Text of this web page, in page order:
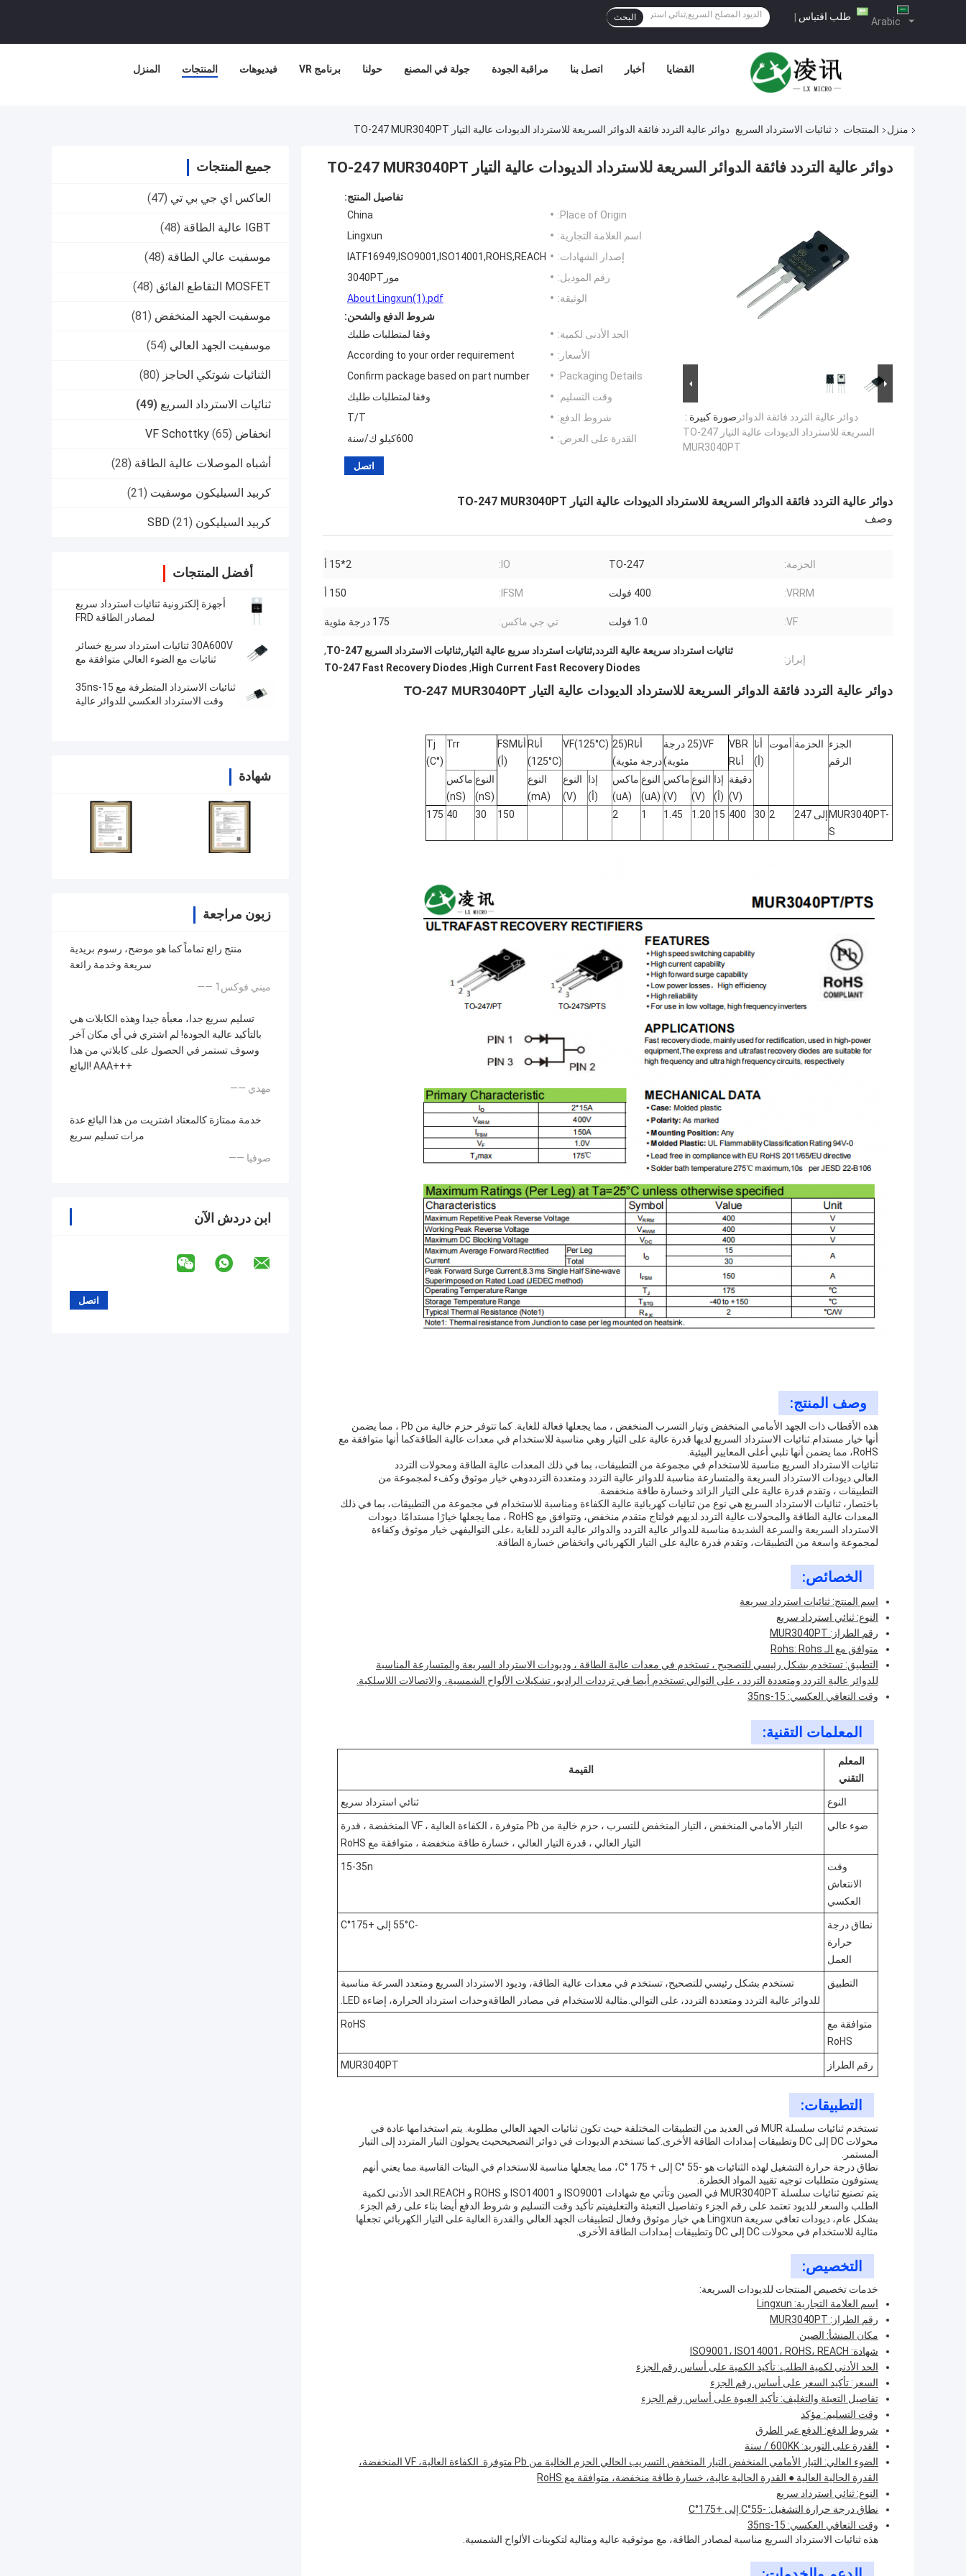
Arabic طلب اقتباس | البحث
المنزل المنتجات فيديوهات برنامج VR حولنا جولة في المصنع مراقبة الجودة اتصل بنا أخبار القضايا
منزل المنتجات ثنائيات الاسترداد السريع دوائر عالية التردد فائقة الدوائر السريعة للاسترداد الديودات عالية التيار TO-247 MUR3040PT
جميع المنتجات
العاكس اي جي بي تي (47)
IGBT عالية الطاقة (48)
موسفيت عالي الطاقة (48)
MOSFET التقاطع الفائق (48)
موسفيت الجهد المنخفض (81)
موسفيت الجهد العالي (54)
الثنائيات شوتكي الحاجز (80)
ثنائيات الاسترداد السريع (49)
انخفاض VF Schottky (65)
أشباه الموصلات عالية الطاقة (28)
كربيد السيليكون موسفيت (21)
كربيد السيليكون SBD (21)
أفضل المنتجات
أجهزة إلكترونية ثنائيات استرداد سريع
لمصادر الطاقة FRD
30A600V ثنائيات استرداد سريع خسائر
ثنائيات مع الضوء العالي متوافقة مع
ثنائيات الاسترداد المتطرفة مع 15-35ns
وقت الاسترداد العكسي للدوائر عالية
شهادة
زبون مراجعة
منتج رائع تماماً كما هو موضح، رسوم بريدية
سريعة وخدمة رائعة
—— ميني فوكس1
تسليم سريع جدا، معبأة جيدا وهذه الكابلات هي
بالتأكيد عالية الجودة! لم اشتري في أي مكان آخر
وسوف تستمر في الحصول على كابلاتي من هذا
البائع! AAA+++
—— مهدي
خدمة ممتازة كالمعتاد اشتريت من هذا البائع عدة
مرات تسليم سريع
—— صوفيا
ابن دردش الآن
دوائر عالية التردد فائقة الدوائر السريعة للاسترداد الديودات عالية التيار TO-247 MUR3040PT
صورة كبيرة : دوائر عالية التردد فائقة الدوائر
السريعة للاسترداد الديودات عالية التيار TO-247
MUR3040PT
تفاصيل المنتج:
Place of Origin:
China
اسم العلامة التجارية:
Lingxun
إصدار الشهادات:
IATF16949,ISO9001,ISO14001,ROHS,REACH
رقم الموديل:
مور3040PT
الوثيقة:
About Lingxun(1).pdf
شروط الدفع والشحن:
الحد الأدنى لكمية:
وفقا لمتطلبات طلبك
الأسعار:
According to your order requirement
Packaging Details:
Confirm package based on part number
وقت التسليم:
وفقا لمتطلبات طلبك
شروط الدفع:
T/T
القدرة على العرض:
600كيلو ك/سنة
اتصل
دوائر عالية التردد فائقة الدوائر السريعة للاسترداد الديودات عالية التيار TO-247 MUR3040PT
وصف
الحزمة: TO-247
IO: 2*15 أ
VRRM: 400 فولت IFSM: 150 أ
VF: 1.0 فولت تي جي ماكس: 175 درجة مئوية
إبراز:
ثنائيات استرداد سريعة عالية التردد,ثنائيات استرداد سريع عالية التيار,ثنائيات الاسترداد السريع TO-247
,
High Current Fast Recovery Diodes
,
TO-247 Fast Recovery Diodes
دوائر عالية التردد فائقة الدوائر السريعة للاسترداد الديودات عالية التيار TO-247 MUR3040PT
الجزء
الرقم
الحزمة أموت
أنا
(أ)
VBR
أناR
VF
(25 درجة
مئوية)
أناR
(25
درجة مئوية)
VF(125°C) أناR
(125°C)
أناFSM
(أ)
Trr
Tj
(°C)
دقيقة
(V)
إذا
(أ)
النوع
(V)
ماكس
(V)
النوع
(uA)
ماكس
(uA)
إذا
(أ)
النوع
(V)
النوع
(mA)
النوع
(nS)
ماكس
(nS)
MUR3040PT-
S
إلى 247 2
30
400
15
1.20
1.45
1
2
150
30
40
175
وصف المنتج:
هذه الأقطاب ذات الجهد الأمامي المنخفض وتيار التسرب المنخفض ، مما يجعلها فعالة للغاية. كما تتوفر حزم خالية من Pb ، مما يضمن
أنها خيار مستدام.ثنائيات الاسترداد السريع لديها قدرة عالية على التيار وهي مناسبة للاستخدام في معدات عالية الطاقةكما أنها متوافقة مع
RoHS، مما يضمن أنها تلبي أعلى المعايير البيئية.
ثنائيات الاسترداد السريع مناسبة للاستخدام في مجموعة من التطبيقات، بما في ذلك المعدات عالية الطاقة ومحولات التردد
العالي.ديودات الاسترداد السريعة والمتسارعة مناسبة للدوائر عالية التردد ومتعددة الترددوهي خيار موثوق وكفء لمجموعة من
التطبيقات ، وتقدم قدرة عالية على التيار الزائد وخسارة طاقة منخفضة.
باختصار، ثنائيات الاسترداد السريع هي نوع من ثنائيات كهربائية عالية الكفاءة ومناسبة للاستخدام في مجموعة من التطبيقات، بما في ذلك
المعدات عالية الطاقة والمحولات عالية التردد.لديهم فولتاج متقدم منخفض، وتتوافق مع RoHS ، مما يجعلها خيارًا مستدامًا. ديودات
الاسترداد السريعة والسرعة الشديدة مناسبة للدوائر عالية التردد والدوائر عالية التردد للغاية ،على التواليفهي خيار موثوق وكفاءة
لمجموعة واسعة من التطبيقات، وتقدم قدرة عالية على التيار الكهربائي وانخفاض خسارة الطاقة.
الخصائص:
اسم المنتج: ثنائيات استرداد سريعة
النوع: ثنائي استرداد سريع
رقم الطراز: MUR3040PT
متوافق مع الـ Rohs: Rohs
التطبيق: تستخدم بشكل رئيسي للتصحيح ، تستخدم في معدات عالية الطاقة ، وديودات الاسترداد السريعة والمتسارعة المناسبة
للدوائر عالية التردد ومتعددة التردد ، على التوالي.تستخدم أيضا في ترددات الراديو، تشكيلات الألواح الشمسية، والاتصالات اللاسلكية.
وقت التعافي العكسي: 15-35ns
المعلمات التقنية:
المعلم
التقني
القيمة
النوع ثنائي استرداد سريع
ضوء عالي
التيار الأمامي المنخفض ، التيار المنخفض للتسرب ، حزم خالية من Pb متوفرة ، الكفاءة العالية ، VF المنخفضة ، قدرة
التيار العالي ، قدرة التيار العالي ، خسارة طاقة منخفضة ، متوافقة مع RoHS
وقت
الانتعاش
العكسي
15-35n
نطاق درجة
حرارة
العمل
-55°C إلى +175°C
التطبيق
تستخدم بشكل رئيسي للتصحيح، تستخدم في معدات عالية الطاقة، وديود الاسترداد السريع ومتعدد السرعة مناسبة
للدوائر عالية التردد ومتعددة التردد، على التوالي.مثالية للاستخدام في مصادر الطاقةوحدات استرداد الحرارة، إضاءة LED.
متوافقة مع
RoHS
RoHS
رقم الطراز MUR3040PT
التطبيقات:
تستخدم ثنائيات سلسلة MUR في العديد من التطبيقات المختلفة حيث تكون ثنائيات الجهد العالي مطلوبة. يتم استخدامها عادة في
محولات DC إلى DC وتطبيقات إمدادات الطاقة الأخرى.كما تستخدم الديودات في دوائر التصحيححيث يحولون التيار المتردد إلى التيار
المستمر.
نطاق درجة حرارة التشغيل لهذه الثنائيات هو -55 °C إلى + 175 °C، مما يجعلها مناسبة للاستخدام في البيئات القاسية.مما يعني أنهم
يستوفون متطلبات توجيه تقييد المواد الخطرة.
يتم تصنيع ثنائيات سلسلة MUR3040PT في الصين وتأتي مع شهادات ISO9001 و ISO14001 و ROHS و REACH.الحد الأدنى لكمية
الطلب والسعر للديود تعتمد على رقم الجزء وتفاصيل التعبئة والتغليفيتم تأكيد وقت التسليم و شروط الدفع أيضا بناء على رقم الجزء.
بشكل عام، ديودات تعافي سريعة Lingxun هي خيار موثوق وفعال لتطبيقات الجهد العالي.والقدرة العالية على التيار الكهربائي تجعلها
مثالية للاستخدام في محولات DC إلى DC وتطبيقات إمدادات الطاقة الأخرى.
التخصيص:
خدمات تخصيص المنتجات للديودات السريعة:
اسم العلامة التجارية: Lingxun
رقم الطراز: MUR3040PT
مكان المنشأ: الصين
شهادة: ISO9001، ISO14001، ROHS، REACH
الحد الأدنى لكمية الطلب: تأكيد الكمية على أساس رقم الجزء
السعر: تأكيد السعر على أساس رقم الجزء
تفاصيل التعبئة والتغليف: تأكيد العبوة على أساس رقم الجزء
وقت التسليم: مؤكد
شروط الدفع: الدفع عبر الطرق
القدرة على التوريد: 600KK / سنة
الضوء العالي: التيار الأمامي المنخفض التيار المنخفض التسريب الحالي الحزم الخالية من Pb متوفرة. الكفاءة العالية، VF المنخفضة،
القدرة الحالية العالية ● القدرة الحالية عالية، خسارة طاقة منخفضة، متوافقة مع RoHS
النوع: ثنائي استرداد سريع
نطاق درجة حرارة التشغيل: -55°C إلى +175°C
وقت التعافي العكسي: 15-35ns
هذه ثنائيات الاسترداد السريع مناسبة لمصادر الطاقة، مع موثوقية عالية ومثالية لتكوينات الألواح الشمسية.